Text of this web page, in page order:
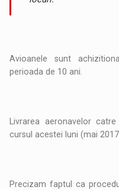
Avioanele sunt
perioada de 10 ani.
Livrarea aeronavelor
cursul acestei luni (mai
Precizam faptul ca